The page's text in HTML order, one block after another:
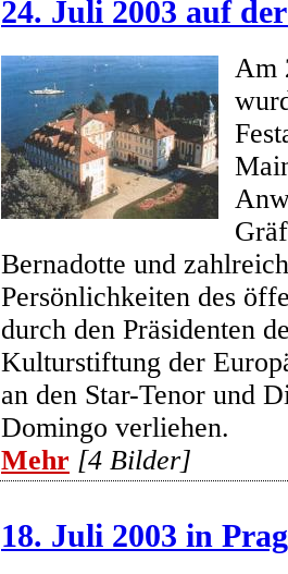
24. Juli 2003 auf
Am
Bernadotte und
Persönlichkeiten des
durch den Präsidenten
Kulturstiftung der
an den Star-Tenor und
Domingo verliehen.
Mehr [4 Bilder]
18. Juli 2003 in Prag